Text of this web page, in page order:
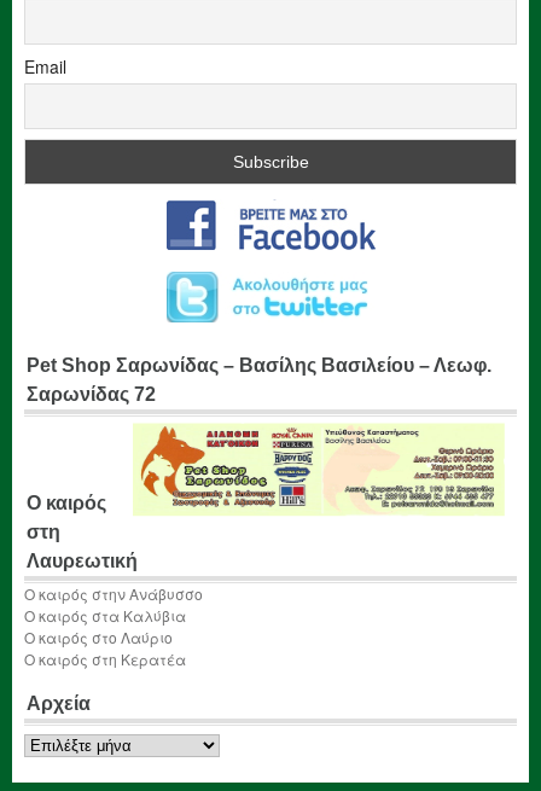
Email
Pet Shop Σαρωνίδας – Βασίλης Βασιλείου – Λεωφ.
Σαρωνίδας 72
Ο καιρός
στη
Λαυρεωτική
Ο καιρός στην Ανάβυσσο
Ο καιρός στα Καλύβια
Ο καιρός στο Λαύριο
Ο καιρός στη Κερατέα
Αρχεία
Αρχεία